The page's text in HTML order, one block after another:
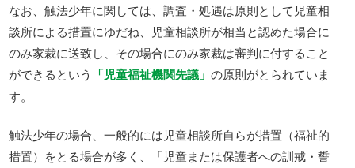
なお、触法少年に関しては、調査・処遇は原則として児童相
談所による措置にゆだね、児童相談所が相当と認めた場合に
のみ家裁に送致し、その場合にのみ家裁は審判に付すること
ができるという
「児童福祉機関先議」の原則がとられていま
す。
触法少年の場合、一般的には児童相談所自らが措置（福祉的
措置）をとる場合が多く、「児童または保護者への訓戒・誓